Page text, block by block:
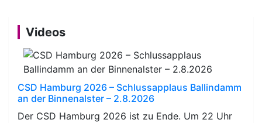
Videos
CSD Hamburg 2026 – Schlussapplaus Ballindamm
an der Binnenalster – 2.8.2026
Der CSD Hamburg 2026 ist zu Ende. Um 22 Uhr